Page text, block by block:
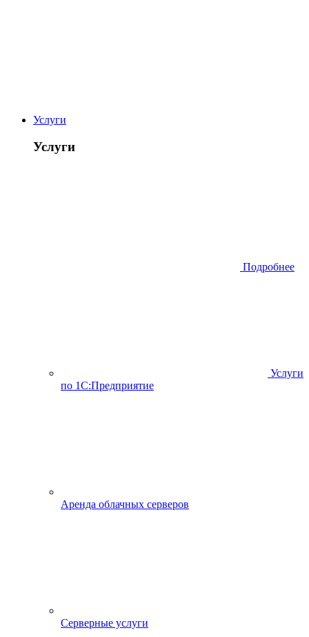
Услуги
Услуги
Подробнее
Услуги
по 1С:Предприятие
Аренда облачных серверов
Серверные услуги